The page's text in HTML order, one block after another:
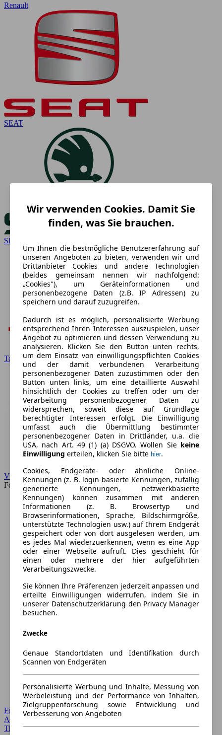
Renault
SEAT
Skoda
Toyota
VW
Forum
Forum Startseite
Alle Auto-Foren
Themen-Forum
Wir verwenden Cookies. Damit Sie
finden, was Sie brauchen.
Um Ihnen die bestmögliche Benutzererfahrung auf
unseren Angeboten zu bieten, verwenden wir und
Drittanbieter Cookies und andere Technologien
(beides gemeinsam nennen wir nachfolgend:
„Cookies"), um Geräteinformationen und
personenbezogene Daten (z.B. IP Adressen) zu
speichern und darauf zuzugreifen.
Dadurch ist es möglich, personalisierte Werbung
entsprechend Ihren Interessen auszuspielen, unser
Angebot zu optimieren und dessen Verwendung zu
analysieren. Klicken Sie den Button unten rechts,
um dem Einsatz von einwilligungspflichten Cookies
und der damit verbundenen Verarbeitung
personenbezogener Daten zuzustimmen oder den
Button unten links, um eine detaillierte Auswahl
hinsichtlich der Cookies zu treffen oder um der
Verarbeitung personenbezogener Daten zu
widersprechen, soweit diese auf Grundlage
berechtigter Interessen erfolgt. Die Einwilligung
umfasst auch die Übermittlung bestimmter
personenbezogener Daten in Drittländer, u.a. die
USA, nach Art. 49 (1) (a) DSGVO. Wollen Sie keine
Einwilligung erteilen, klicken Sie bitte hier.
Cookies, Endgeräte- oder ähnliche Online-
Kennungen (z. B. login-basierte Kennungen, zufällig
generierte Kennungen, netzwerkbasierte
Kennungen) können zusammen mit anderen
Informationen (z. B. Browsertyp und
Browserinformationen, Sprache, Bildschirmgröße,
unterstützte Technologien usw.) auf Ihrem Endgerät
gespeichert oder von dort ausgelesen werden, um
es jedes Mal wiederzuerkennen, wenn es eine App
oder einer Webseite aufruft. Dies geschieht für
einen oder mehrere der hier aufgeführten
Verarbeitungszwecke.
Sie können Ihre Präferenzen jederzeit anpassen und
erteilte Einwilligungen widerrufen, indem Sie in
unserer Datenschutzerklärung den Privacy Manager
besuchen.
Zwecke
Genaue Standortdaten und Identifikation durch
Scannen von Endgeräten
Personalisierte Werbung und Inhalte, Messung von
Werbeleistung und der Performance von Inhalten,
Zielgruppenforschung sowie Entwicklung und
Verbesserung von Angeboten